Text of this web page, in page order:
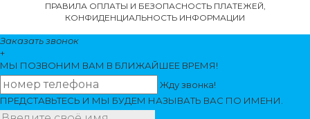
ПРАВИЛА ОПЛАТЫ И БЕЗОПАСНОСТЬ ПЛАТЕЖЕЙ,
КОНФИДЕНЦИАЛЬНОСТЬ ИНФОРМАЦИИ
Заказать звонок
+
МЫ ПОЗВОНИМ ВАМ В БЛИЖАЙШЕЕ ВРЕМЯ!
Жду звонка!
ПРЕДСТАВЬТЕСЬ И МЫ БУДЕМ НАЗЫВАТЬ ВАС ПО ИМЕНИ.